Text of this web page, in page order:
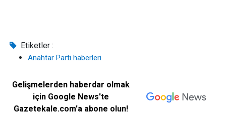
Etiketler :
Anahtar Parti haberleri
Gelişmelerden haberdar olmak
için Google News'te
Gazetekale.com'a abone olun!